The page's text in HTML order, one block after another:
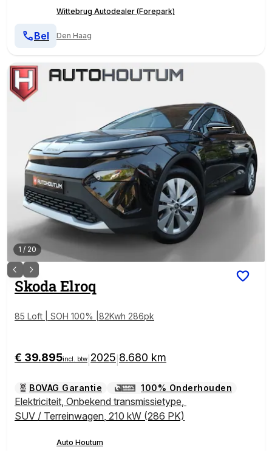
Wittebrug Autodealer (Forepark)
Den Haag
Bel
1 / 20
SkodaElroq
85 Loft | SOH 100% |82Kwh 286pk
€ 39.895incl. btw 2025 8.680 km
BOVAG Garantie 100% Onderhouden
Elektriciteit, Onbekend transmissietype,
SUV / Terreinwagen, 210 kW (286 PK)
Auto Houtum